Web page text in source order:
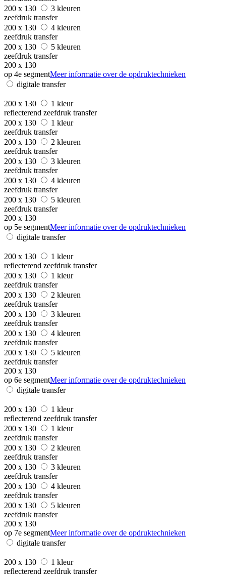
200 x 130
3 kleuren
zeefdruk transfer
200 x 130
4 kleuren
zeefdruk transfer
200 x 130
5 kleuren
zeefdruk transfer
200 x 130
op 4e segmentMeer informatie over de opdruktechnieken
digitale transfer
200 x 130
1 kleur
reflecterend zeefdruk transfer
200 x 130
1 kleur
zeefdruk transfer
200 x 130
2 kleuren
zeefdruk transfer
200 x 130
3 kleuren
zeefdruk transfer
200 x 130
4 kleuren
zeefdruk transfer
200 x 130
5 kleuren
zeefdruk transfer
200 x 130
op 5e segmentMeer informatie over de opdruktechnieken
digitale transfer
200 x 130
1 kleur
reflecterend zeefdruk transfer
200 x 130
1 kleur
zeefdruk transfer
200 x 130
2 kleuren
zeefdruk transfer
200 x 130
3 kleuren
zeefdruk transfer
200 x 130
4 kleuren
zeefdruk transfer
200 x 130
5 kleuren
zeefdruk transfer
200 x 130
op 6e segmentMeer informatie over de opdruktechnieken
digitale transfer
200 x 130
1 kleur
reflecterend zeefdruk transfer
200 x 130
1 kleur
zeefdruk transfer
200 x 130
2 kleuren
zeefdruk transfer
200 x 130
3 kleuren
zeefdruk transfer
200 x 130
4 kleuren
zeefdruk transfer
200 x 130
5 kleuren
zeefdruk transfer
200 x 130
op 7e segmentMeer informatie over de opdruktechnieken
digitale transfer
200 x 130
1 kleur
reflecterend zeefdruk transfer